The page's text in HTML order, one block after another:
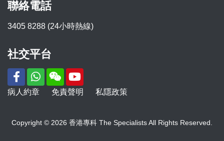
聯絡電話
3405 8288 (24小時熱線)
社交平台
病人約章 免責聲明 私隱政策
Copyright © 2026 香港專科 The Specialists All Rights Reserved.